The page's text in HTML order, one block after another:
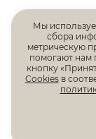
Все права
данной
Мы
сбора
метрическую
помогают нам
кнопку
Cookiesв